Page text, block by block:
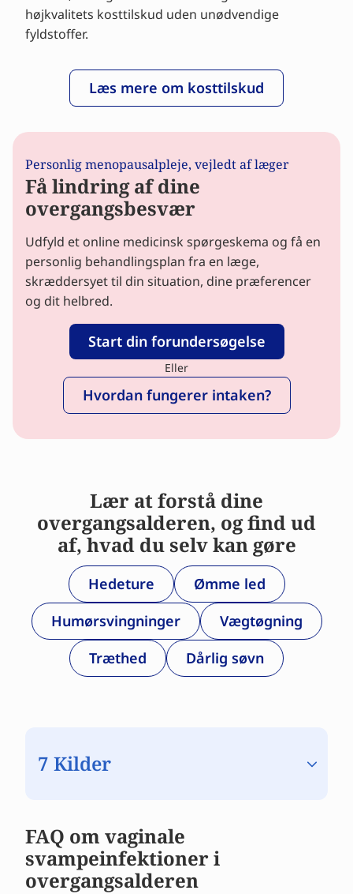
højkvalitets kosttilskud uden unødvendige
fyldstoffer.
Læs mere om kosttilskud
Personlig menopausalpleje, vejledt af læger
Få lindring af dine
overgangsbesvær
Udfyld et online medicinsk spørgeskema og få en
personlig behandlingsplan fra en læge,
skræddersyet til din situation, dine præferencer
og dit helbred.
Start din forundersøgelse
Eller
Hvordan fungerer intaken?
Lær at forstå dine
overgangsalderen, og find ud
af, hvad du selv kan gøre
Hedeture
Ømme led
Humørsvingninger
Vægtøgning
Træthed
Dårlig søvn
7 Kilder
FAQ om vaginale
svampeinfektioner i
overgangsalderen